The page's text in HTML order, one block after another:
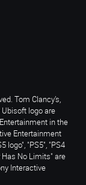
Tom Clancy’s,
Ubisoft logo are
in the
Entertainment
logo", "PS5", "PS4
Has No Limits" are
Interactive